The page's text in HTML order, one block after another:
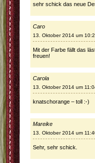
sehr schick das neue
Caro
13. Oktober 2014 um
Mit der Farbe fällt das
freuen!
Carola
13. Oktober 2014 um
knatschorange – toll :-)
Mareike
13. Oktober 2014 um
Sehr, sehr schick.